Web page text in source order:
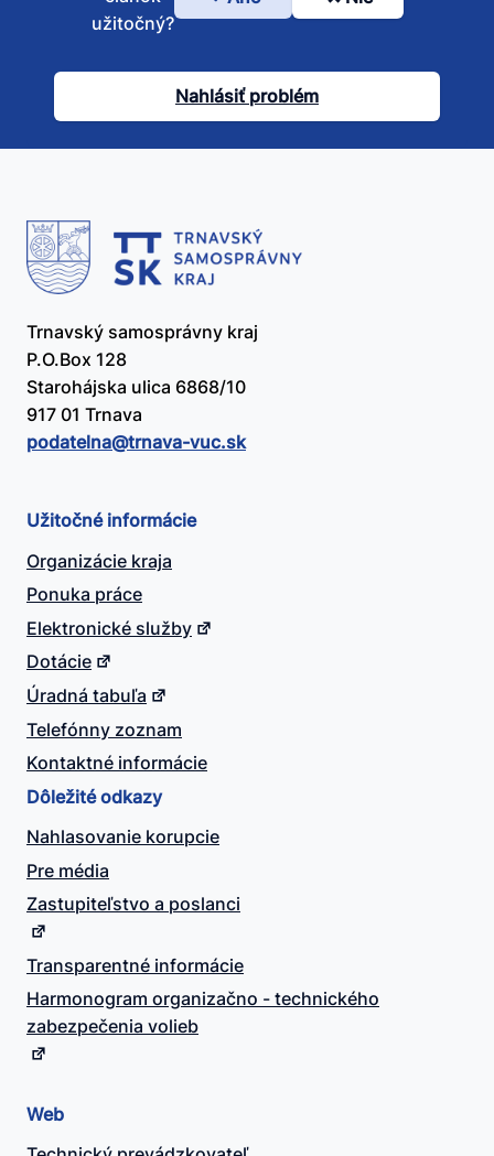
Bol
článok
užitočný?
užitočný?
Nahlásiť problém
Trnavský samosprávny kraj
P.O.Box 128
Starohájska ulica 6868/10
917 01 Trnava
podatelna@​trnava-vuc.sk
Užitočné informácie
Organizácie kraja
Ponuka práce
Elektronické služby
Dotácie
Úradná tabuľa
Telefónny zoznam
Kontaktné informácie
Dôležité odkazy
Nahlasovanie korupcie
Pre média
Zastupiteľstvo a poslanci
Transparentné informácie
Harmonogram organizačno - technického
zabezpečenia volieb
Web